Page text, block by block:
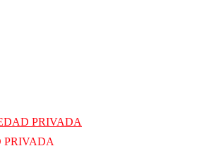
PRIVADA
PRIVADA